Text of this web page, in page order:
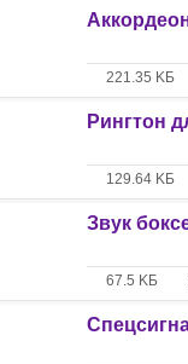
221.35 KБ
Рингтон
129.64 KБ
Звук
67.5 KБ